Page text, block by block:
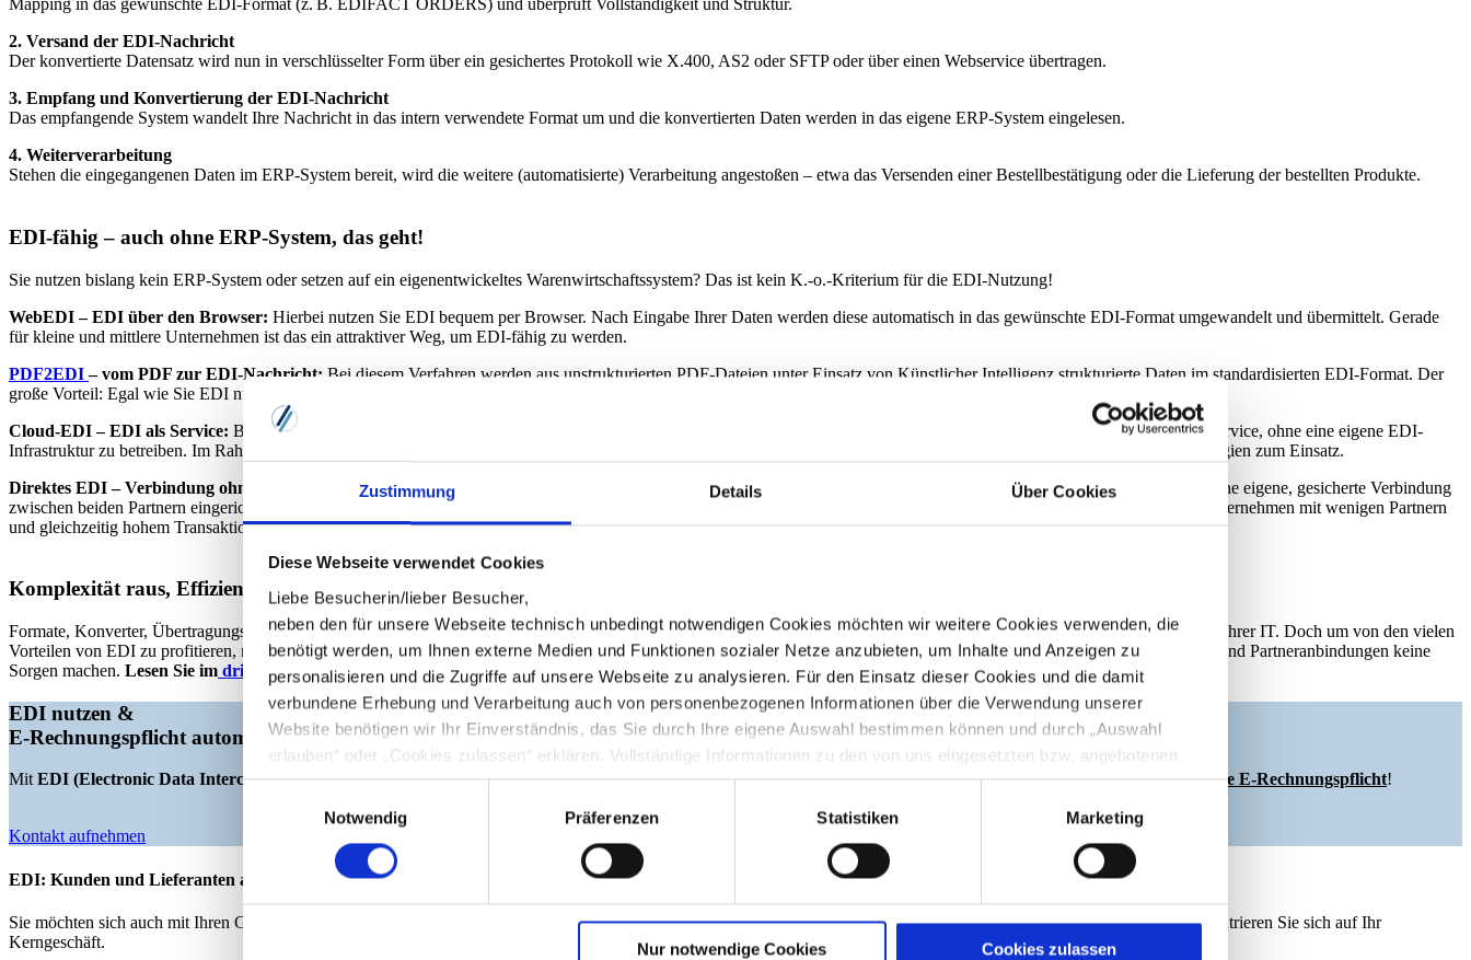
Zustimmung Details Über Cookies
Diese Webseite verwendet Cookies
Liebe Besucherin/lieber Besucher,
neben den für unsere Webseite technisch unbedingt notwendigen Cookies möchten wir weitere Cookies verwenden, die
benötigt werden, um Ihnen externe Medien und Funktionen sozialer Netze anzubieten, um Inhalte und Anzeigen zu
personalisieren und die Zugriffe auf unsere Webseite zu analysieren. Für den Einsatz dieser Cookies und die damit
verbundene Erhebung und Verarbeitung auch von personenbezogenen Informationen über die Verwendung unserer
Website benötigen wir Ihr Einverständnis, das Sie durch Ihre eigene Auswahl bestimmen können und durch „Auswahl
erlauben“ oder „Cookies zulassen“ erklären. Vollständige Informationen zu den von uns eingesetzten bzw. angebotenen
Cookie-Optionen finden Sie unter Punkt 3.4 in unserer Datenschutzerklärung.
Hinweis zur Datenübermittlung in die USA: Indem Sie die jeweiligen Cookies akzeptieren, willigen Sie zugleich gem. Art.
49 Abs. 1 S. 1 lit. a) DSGVO ein, dass durch das Setzen und Verwenden des jeweiligen Cookies entstehenden
Notwendig
Präferenzen Statistiken Marketing
Nur notwendige Cookies Cookies zulassen
Mapping in das gewünschte EDI-Format (z. B. EDIFACT ORDERS) und überprüft Vollständigkeit und Struktur.
2. Versand der EDI-Nachricht
Der konvertierte Datensatz wird nun in verschlüsselter Form über ein gesichertes Protokoll wie X.400, AS2 oder SFTP oder über einen Webservice übertragen.
3. Empfang und Konvertierung der EDI-Nachricht
Das empfangende System wandelt Ihre Nachricht in das intern verwendete Format um und die konvertierten Daten werden in das eigene ERP-System eingelesen.
4. Weiterverarbeitung
Stehen die eingegangenen Daten im ERP-System bereit, wird die weitere (automatisierte) Verarbeitung angestoßen – etwa das Versenden einer Bestellbestätigung oder die Lieferung der bestellten Produkte.
EDI-fähig – auch ohne ERP-System, das geht!
Sie nutzen bislang kein ERP-System oder setzen auf ein eigenentwickeltes Warenwirtschaftssystem? Das ist kein K.-o.-Kriterium für die EDI-Nutzung!
WebEDI – EDI über den Browser: Hierbei nutzen Sie EDI bequem per Browser. Nach Eingabe Ihrer Daten werden diese automatisch in das gewünschte EDI-Format umgewandelt und übermittelt. Gerade
für kleine und mittlere Unternehmen ist das ein attraktiver Weg, um EDI-fähig zu werden.
PDF2EDI– vom PDF zur EDI-Nachricht: Bei diesem Verfahren werden aus unstrukturierten PDF-Dateien unter Einsatz von Künstlicher Intelligenz strukturierte Daten im standardisierten EDI-Format. Der
große Vorteil: Egal wie Sie EDI nutzen, so können Sie auch Geschäftspartner in den elektronischen Datenaustausch einbinden, die noch am PDF-Format festhalten.
Cloud-EDI – EDI als Service: Bei diesem Ansatz erfolgt die technische Bereitstellung der EDI-Funktionalitäten in einer gesicherten Cloud. Sie nutzen EDI also bequem als Service, ohne eine eigene EDI-
Infrastruktur zu betreiben. Im Rahmen des EDI-Outsourcing, bei dem Sie die EDI-Verantwortung an einen Dienstleister übertragen, kommen in der Regel Cloud-EDI-Technologien zum Einsatz.
Direktes EDI – Verbindung ohne Umwege:
Bei direktem EDI (oder: „Point-to-Point-EDI“) tauschen zwei Unternehmen Datensätze ohne Zwischenstation aus. Dafür wird eine eigene, gesicherte Verbindung
zwischen beiden Partnern eingerichtet. Klingt einfach, ist aber aufwendig, da es diese Verbindung für jeden einzelnen Geschäftspartner braucht. Daher nutzen vor allem Großunternehmen mit wenigen Partnern
und gleichzeitig hohem Transaktionsvolumen diesen Ansatz.
Komplexität raus, Effizienz rein – mit dem richtigen EDI-Partner
Formate, Konverter, Übertragungswege – da kommt einiges zusammen. Ja, der EDI-Eigenbetrieb ist technisch anspruchsvoll, erfordert Spezialwissen und bindet Ressourcen in Ihrer IT. Doch um von den vielen
Vorteilen von EDI zu profitieren, muss es für Sie nicht kompliziert werden: Wer mit einem erfahrenen EDI-Dienstleister zusammenarbeitet, muss sich um Protokolle, Standards und Partneranbindungen keine
Sorgen machen. Lesen Sie im dritten Teil unserer Blogreihe, wie Ihre EDI-Einführung mit dem richtigen Partner gelingt.
EDI nutzen &
E-Rechnungspflicht automatisch erfüllen
Mit EDI (Electronic Data Interchange)optimieren Sie nicht nur den elektronischen Austausch von Geschäftsdokumenten – Sie erfüllen gleichzeitig automatisch diegesetzliche E-Rechnungspflicht!
Kontakt aufnehmen
EDI: Kunden und Lieferanten anbinden
Sie möchten sich auch mit Ihren Geschäftspartnern vernetzen und das volle Potential Ihrer Lieferkette entfesseln? Lagern Sie Ihre gesamten EDI-Prozesse an uns aus und konzentrieren Sie sich auf Ihr
Kerngeschäft.